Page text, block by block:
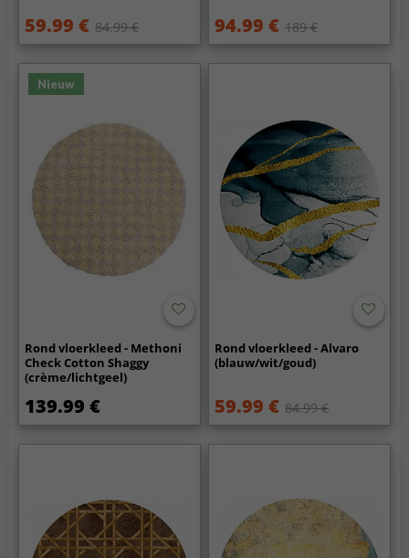
59.99 € 84.99 € 94.99 € 189 €
Nieuw
Rond vloerkleed - Methoni
Check Cotton Shaggy
(crème/lichtgeel)
139.99 €
Rond vloerkleed - Alvaro
(blauw/wit/goud)
59.99 € 84.99 €